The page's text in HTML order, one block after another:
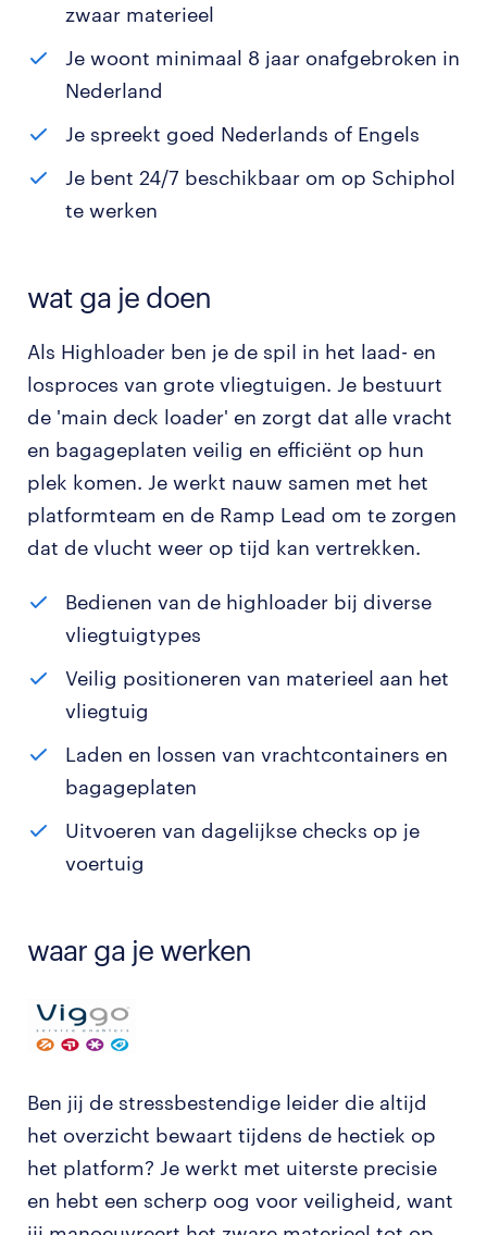
zwaar materieel
Je woont minimaal 8 jaar onafgebroken in
Nederland
Je spreekt goed Nederlands of Engels
Je bent 24/7 beschikbaar om op Schiphol
te werken
wat ga je doen
Als Highloader ben je de spil in het laad- en
losproces van grote vliegtuigen. Je bestuurt
de 'main deck loader' en zorgt dat alle vracht
en bagageplaten veilig en efficiënt op hun
plek komen. Je werkt nauw samen met het
platformteam en de Ramp Lead om te zorgen
dat de vlucht weer op tijd kan vertrekken.
Bedienen van de highloader bij diverse
vliegtuigtypes
Veilig positioneren van materieel aan het
vliegtuig
Laden en lossen van vrachtcontainers en
bagageplaten
Uitvoeren van dagelijkse checks op je
voertuig
waar ga je werken
Ben jij de stressbestendige leider die altijd
het overzicht bewaart tijdens de hectiek op
het platform? Je werkt met uiterste precisie
en hebt een scherp oog voor veiligheid, want